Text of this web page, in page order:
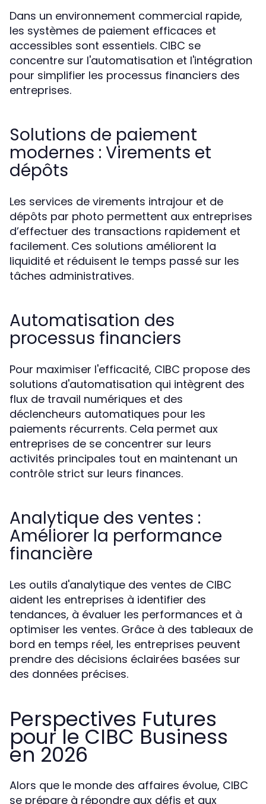
Dans un environnement commercial rapide,
les systèmes de paiement efficaces et
accessibles sont essentiels. CIBC se
concentre sur l'automatisation et l'intégration
pour simplifier les processus financiers des
entreprises.
Solutions de paiement
modernes : Virements et
dépôts
Les services de virements intrajour et de
dépôts par photo permettent aux entreprises
d’effectuer des transactions rapidement et
facilement. Ces solutions améliorent la
liquidité et réduisent le temps passé sur les
tâches administratives.
Automatisation des
processus financiers
Pour maximiser l'efficacité, CIBC propose des
solutions d'automatisation qui intègrent des
flux de travail numériques et des
déclencheurs automatiques pour les
paiements récurrents. Cela permet aux
entreprises de se concentrer sur leurs
activités principales tout en maintenant un
contrôle strict sur leurs finances.
Analytique des ventes :
Améliorer la performance
financière
Les outils d'analytique des ventes de CIBC
aident les entreprises à identifier des
tendances, à évaluer les performances et à
optimiser les ventes. Grâce à des tableaux de
bord en temps réel, les entreprises peuvent
prendre des décisions éclairées basées sur
des données précises.
Perspectives Futures
pour le CIBC Business
en 2026
Alors que le monde des affaires évolue, CIBC
se prépare à répondre aux défis et aux